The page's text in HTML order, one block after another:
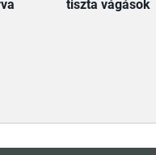
tiszta vágások